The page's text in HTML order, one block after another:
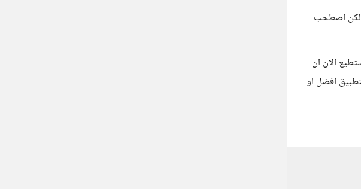
لكن اصطحب
الان ان
افضل او